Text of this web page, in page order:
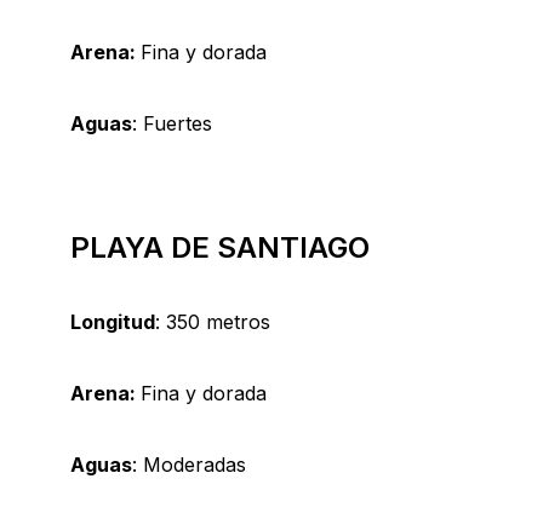
Arena: Fina y dorada
Aguas: Fuertes
PLAYA DE SANTIAGO
Longitud: 350 metros
Arena: Fina y dorada
Aguas: Moderadas